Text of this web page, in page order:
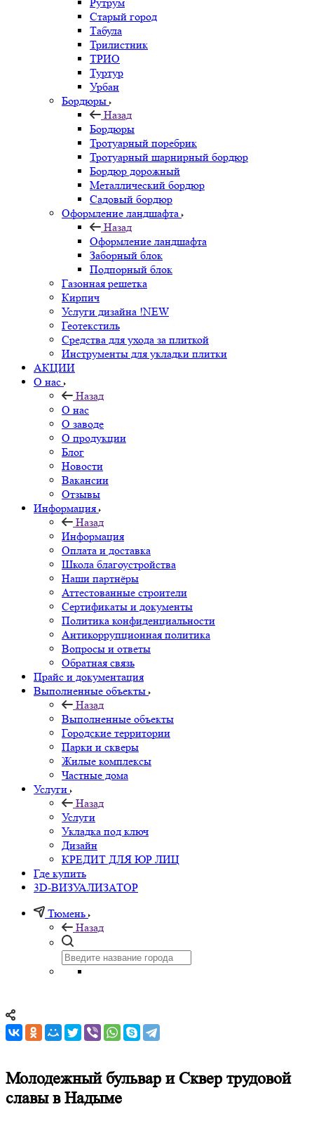
Старый город
Табула
Трилистник
ТРИО
Туртур
Урбан
Бордюры
Назад
Бордюры
Тротуарный поребрик
Тротуарный шарнирный бордюр
Бордюр дорожный
Металлический бордюр
Садовый бордюр
Оформление ландшафта
Назад
Оформление ландшафта
Заборный блок
Подпорный блок
Газонная решетка
Кирпич
Услуги дизайна !NEW
Геотекстиль
Средства для ухода за плиткой
Инструменты для укладки плитки
АКЦИИ
О нас
Назад
О нас
О заводе
О продукции
Блог
Новости
Вакансии
Отзывы
Информация
Назад
Информация
Оплата и доставка
Школа благоустройства
Наши партнёры
Аттестованные строители
Сертификаты и документы
Политика конфиденциальности
Антикоррупционная политика
Вопросы и ответы
Обратная связь
Прайс и документация
Выполненные объекты
Назад
Выполненные объекты
Городские территории
Парки и скверы
Жилые комплексы
Частные дома
Услуги
Назад
Услуги
Укладка под ключ
Дизайн
КРЕДИТ ДЛЯ ЮР ЛИЦ
Где купить
3D-ВИЗУАЛИЗАТОР
Тюмень
Назад
Молодежный бульвар и Сквер трудовой
славы в Надыме